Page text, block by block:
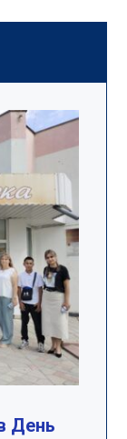
День